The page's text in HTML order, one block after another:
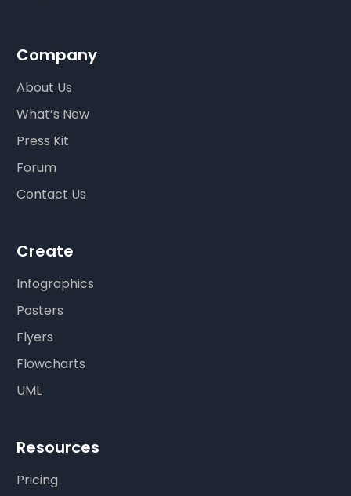
Company
About Us
What’s New
Press Kit
Forum
Contact Us
Create
Infographics
Posters
Flyers
Flowcharts
UML
Resources
Pricing